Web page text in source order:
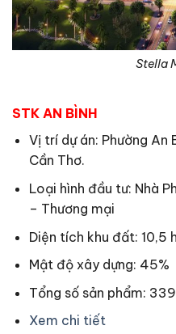
Stella
STK AN BÌNH
Vị trí dự án: Phường An
Cần Thơ.
Loại hình đầu tư: Nhà
– Thương mại
Diện tích khu đất: 10,5
Mật độ xây dựng: 45%
Tổng số sản phẩm:
Xem chi tiết